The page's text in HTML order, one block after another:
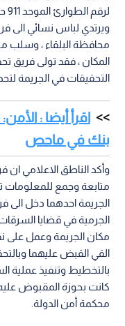
ويرتدي لباس نسائي الى
محافظة البلقاء ، وسلب
المكان ، فقد تولى فريق
التحقيقات في الجريمة
اقرأ أيضا :
بنك في ماحص
وأكد الناطق الاعلامي
متابعة وجمع
الجريمة احدهما دخل الى
الجرمية في قضايا
مكان الجريمة وعمل على
القي القبض عليهما
بالتخطيط وتنفيذ عملية
كانت بحوزة المقبوض
محكمة أمن الدولة.